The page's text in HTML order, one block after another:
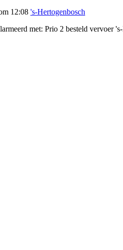
12:08 's-Hertogenbosch
met: Prio 2 besteld vervoer